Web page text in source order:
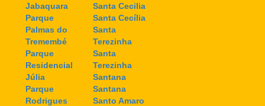
Jabaquara
Parque
Palmas do
Tremembé
Parque
Residencial
Júlia
Parque
Rodrigues
Santa Cecilia
Santa Cecília
Santa
Terezinha
Santa
Terezinha
Santana
Santana
Santo Amaro